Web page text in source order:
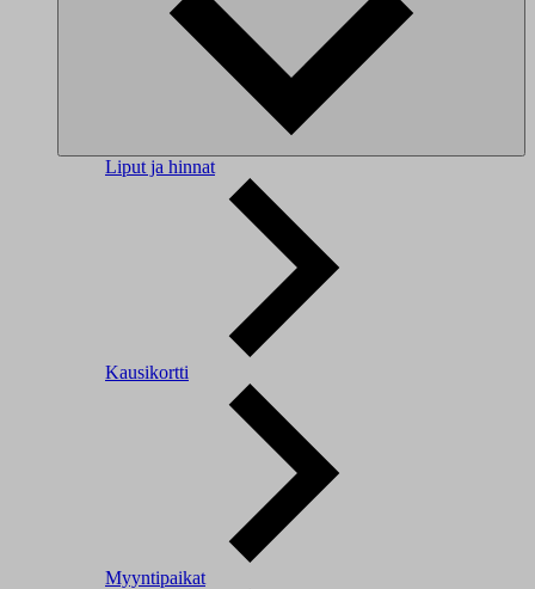
Liput ja hinnat
Kausikortti
Myyntipaikat